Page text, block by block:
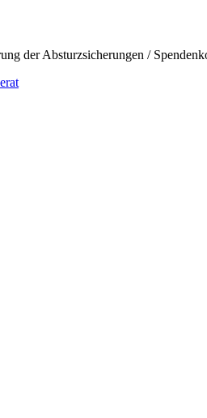
der Absturzsicherungen /